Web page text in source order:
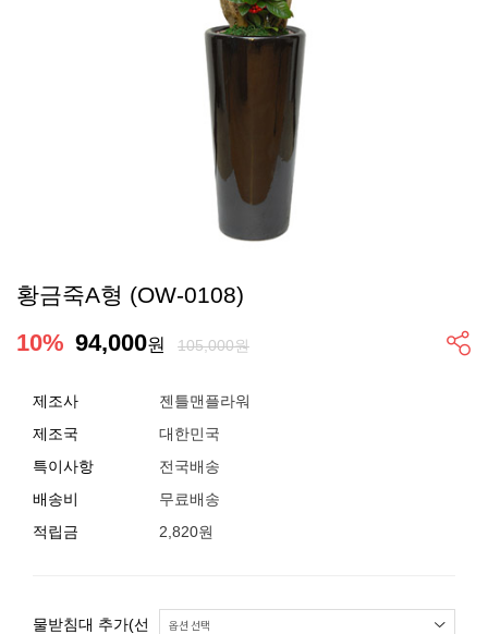
황금죽A형 (OW-0108)
10% 94,000원 105,000원
제조사
젠틀맨플라워
제조국
대한민국
특이사항
전국배송
배송비
무료배송
적립금
2,820원
물받침대 추가(선